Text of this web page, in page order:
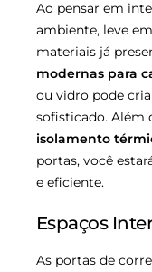
Ao pensar em
ambiente, leve
materiais já
modernas para
ou vidro pode
sofisticado. Além
isolamento
portas, você
e eficiente.
Espaços
As portas de